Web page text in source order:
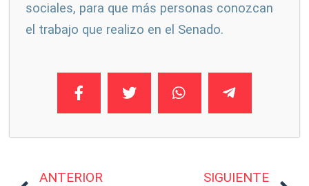
sociales, para que más personas conozcan
el trabajo que realizo en el Senado.
ANTERIOR
SIGUIENTE